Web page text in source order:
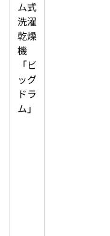
ム式
洗濯
乾燥
機
「ビ
ッグ
ドラ
ム」